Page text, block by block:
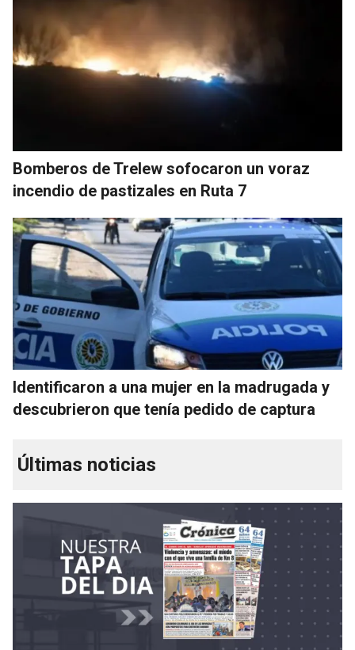
Bomberos de Trelew sofocaron un voraz
incendio de pastizales en Ruta 7
Identificaron a una mujer en la madrugada y
descubrieron que tenía pedido de captura
Últimas noticias